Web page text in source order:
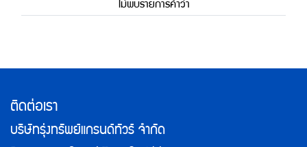
ไม่พบรายการคำว่า
ติดต่อเรา
บริษัทรุ่งทรัพย์แกรนด์ทัวร์ จำกัด